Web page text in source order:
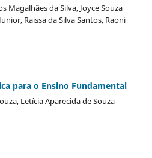
Magalhães da Silva, Joyce Souza
Raissa da Silva Santos, Raoni
para o Ensino Fundamental
Letícia Aparecida de Souza